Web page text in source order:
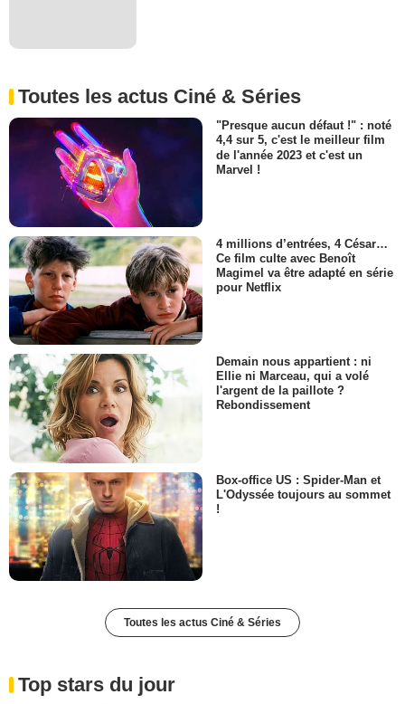
Toutes les actus Ciné & Séries
"Presque aucun défaut !" : noté
4,4 sur 5, c'est le meilleur film
de l'année 2023 et c'est un
Marvel !
4 millions d’entrées, 4 César…
Ce film culte avec Benoît
Magimel va être adapté en série
pour Netflix
Demain nous appartient : ni
Ellie ni Marceau, qui a volé
l'argent de la paillote ?
Rebondissement
Box-office US : Spider-Man et
L'Odyssée toujours au sommet
!
Toutes les actus Ciné & Séries
Top stars du jour